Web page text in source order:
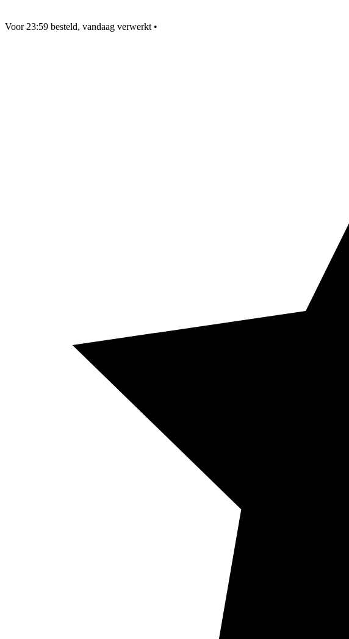
Voor 23:59 besteld, vandaag verwerkt •